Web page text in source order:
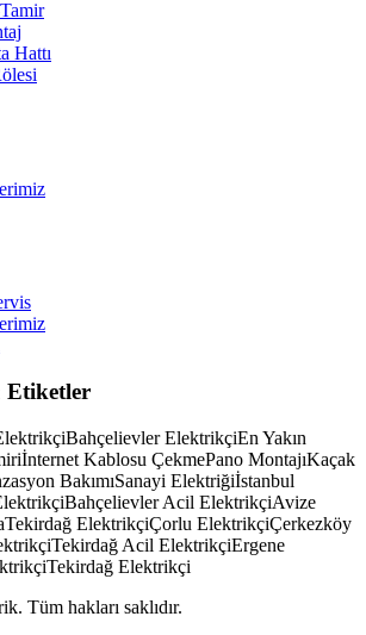
Hattı
Etiketler
Bahçelievler ElektrikçiEn Yakın
İnternet Kablosu ÇekmePano MontajıKaçak
BakımıSanayi Elektriğiİstanbul
Bahçelievler Acil ElektrikçiAvize
Tekirdağ ElektrikçiÇorlu ElektrikçiÇerkezköy
Tekirdağ Acil ElektrikçiErgene
Tekirdağ Elektrikçi
Tüm hakları saklıdır.